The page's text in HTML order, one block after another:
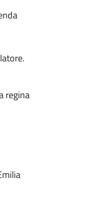
regina